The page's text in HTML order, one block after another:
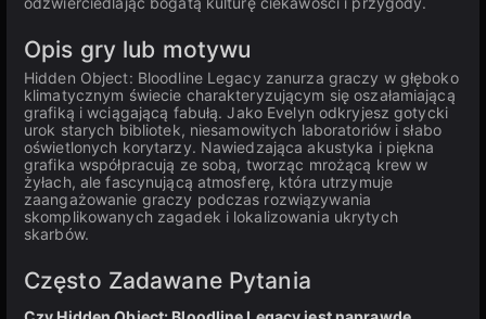
Opis gry lub motywu
Hidden Object: Bloodline Legacy zanurza graczy w głęboko
klimatycznym świecie charakteryzującym się oszałamiającą
grafiką i wciągającą fabułą. Jako Evelyn odkryjesz gotycki
urok starych bibliotek, niesamowitych laboratoriów i słabo
oświetlonych korytarzy. Nawiedzająca akustyka i piękna
grafika współpracują ze sobą, tworząc mrożącą krew w
żyłach, ale fascynującą atmosferę, która utrzymuje
zaangażowanie graczy podczas rozwiązywania
skomplikowanych zagadek i lokalizowania ukrytych
skarbów.
Często Zadawane Pytania